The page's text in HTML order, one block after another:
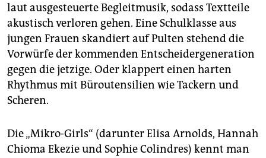
laut ausgesteuerte Begleitmusik, sodass Textteile
akustisch verloren gehen. Eine Schulklasse aus
jungen Frauen skandiert auf Pulten stehend die
Vorwürfe der kommenden Entscheidergeneration
gegen die jetzige. Oder klappert einen harten
Rhythmus mit Büroutensilien wie Tackern und
Scheren.
Die „Mikro-Girls“ (darunter Elisa Arnolds, Hannah
Chio­ma Ekezie und Sophie Colindres) kennt man